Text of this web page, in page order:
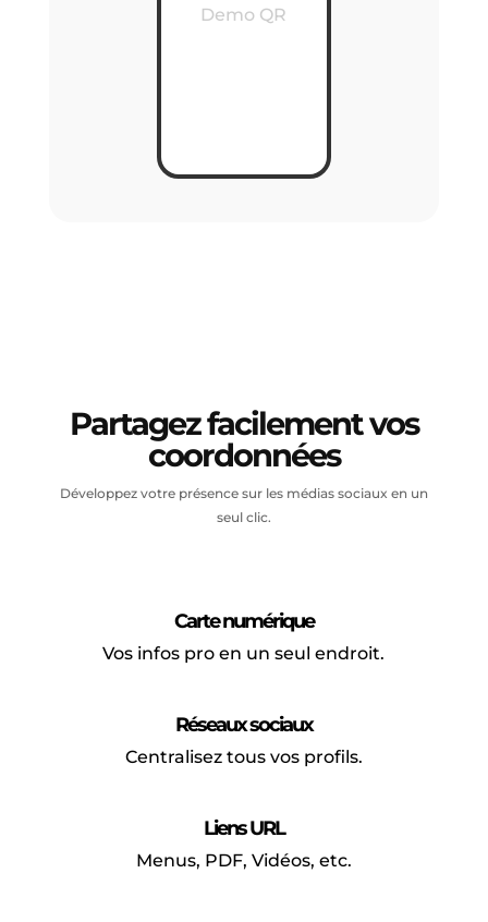
Demo QR
Partagez facilement vos
coordonnées
Développez votre présence sur les médias sociaux en un
seul clic.
Carte numérique
Vos infos pro en un seul endroit.
Réseaux sociaux
Centralisez tous vos profils.
Liens URL
Menus, PDF, Vidéos, etc.